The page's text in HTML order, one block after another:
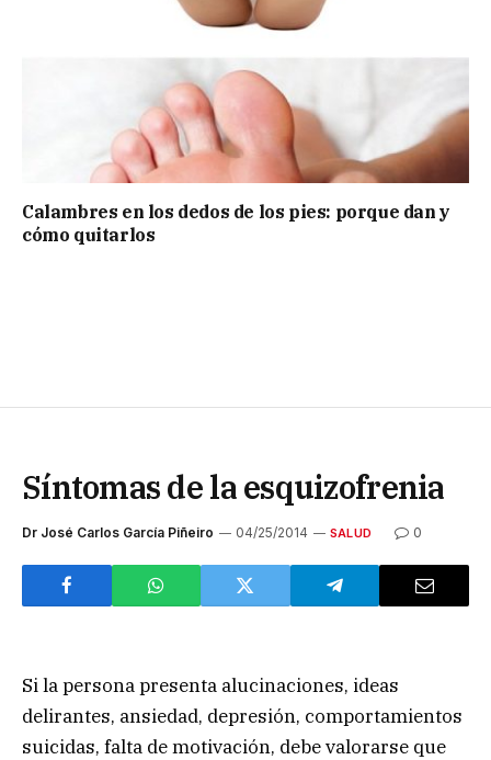
Calambres en los dedos de los pies: porque dan y
cómo quitarlos
Síntomas de la esquizofrenia
Dr José Carlos García Piñeiro 04/25/2014 SALUD 0
Si la persona presenta alucinaciones, ideas
delirantes, ansiedad, depresión, comportamientos
suicidas, falta de motivación, debe valorarse que